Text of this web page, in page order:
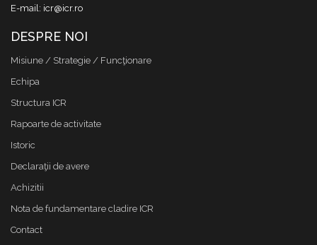
E-mail: icr@icr.ro
DESPRE NOI
Misiune / Strategie / Funcţionare
Echipa
Structura ICR
Rapoarte de activitate
Istoric
Declaraţii de avere
Achizitii
Nota de fundamentare cladire ICR
Contact